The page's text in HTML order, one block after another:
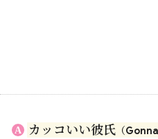
A カッコいい彼氏（